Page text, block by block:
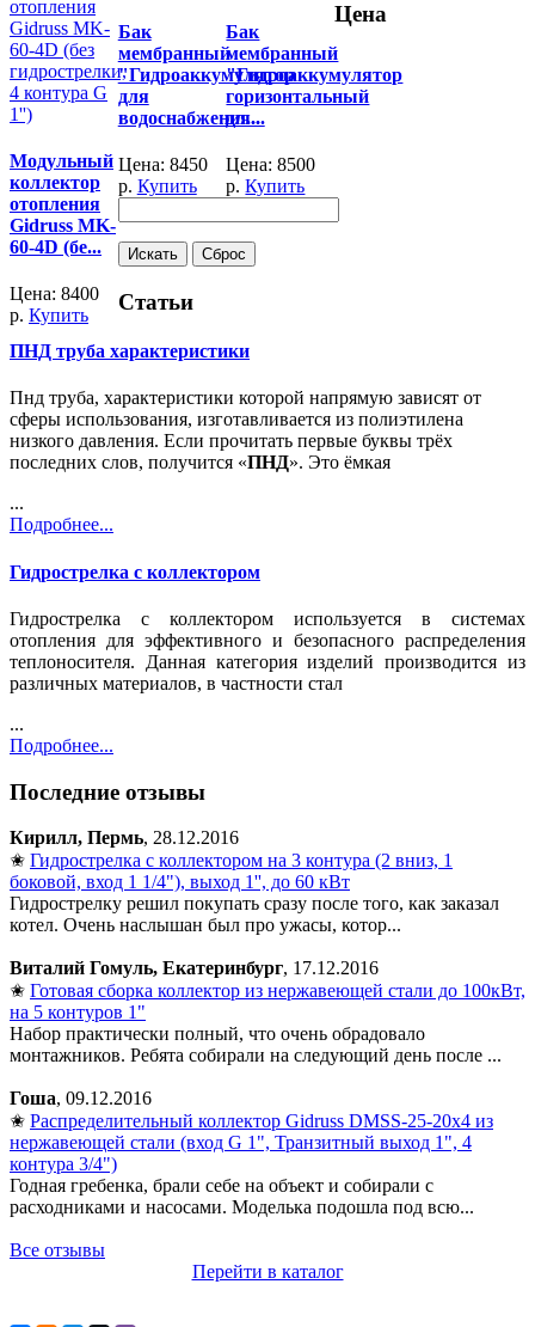
Модульный
коллектор
отопления
Gidruss MK-
60-4D (бе...
Цена: 8400
р. Купить
Бак
мембранный
"Гидроаккумулятор
для
водоснабжения...
Цена: 8450
р. Купить
Бак
мембранный
"Гидроаккумулятор
горизонтальный
дл...
Цена: 8500
р. Купить
Цена
Статьи
ПНД труба характеристики
Пнд труба, характеристики которой напрямую зависят от
сферы использования, изготавливается из полиэтилена
низкого давления. Если прочитать первые буквы трёх
последних слов, получится «ПНД». Это ёмкая
...
Подробнее...
Гидрострелка с коллектором
Гидрострелка с коллектором используется в системах
отопления для эффективного и безопасного распределения
теплоносителя. Данная категория изделий производится из
различных материалов, в частности стал
...
Подробнее...
Последние отзывы
Кирилл, Пермь, 28.12.2016
✬ Гидрострелка с коллектором на 3 контура (2 вниз, 1
боковой, вход 1 1/4"), выход 1'', до 60 кВт
Гидрострелку решил покупать сразу после того, как заказал
котел. Очень наслышан был про ужасы, котор...
Виталий Гомуль, Екатеринбург, 17.12.2016
✬ Готовая сборка коллектор из нержавеющей стали до 100кВт,
на 5 контуров 1"
Набор практически полный, что очень обрадовало
монтажников. Ребята собирали на следующий день после ...
Гоша, 09.12.2016
✬ Распределительный коллектор Gidruss DMSS-25-20x4 из
нержавеющей стали (вход G 1", Транзитный выход 1", 4
контура 3/4")
Годная гребенка, брали себе на объект и собирали с
расходниками и насосами. Моделька подошла под всю...
Все отзывы
Перейти в каталог